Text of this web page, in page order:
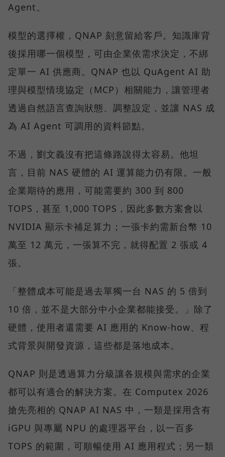
Agent。
模型的選擇權，QNAP 刻意留給客戶。知識庫背
後採用哪一個模型，可由企業依需求決定，不綁
定單一 AI 供應商。QNAP 也以 QuAgent AI 助
理與模型情境協定（MCP）相關能力，讓管理者
透過自然語言查詢狀態、調整設定，並讓 NAS 成
為 AI Agent 可調用的資料節點。
不過，劉文義沒有把這條路說得太容易。他坦
言，目前 NAS 硬體的 AI 運算能力仍有限。一般
企業期待的應用，可能需要約 300 到 800
TOPS，甚至 1,000 TOPS，因此多數方案會以
NVIDIA 顯示卡補足算力；一張卡約需新台幣 10
萬至 12 萬元，一張算不完，就得配置 2 張或 4
張。
「整體成本可能是過去單獨一台 NAS 的 5 倍到
10 倍，並不是大部分中小企業都能接受。」除了
硬體，使用者還需要 AI 應用的 Know-how、程
式背景與開發資源，這些都是落地成本。
QNAP 則是透過算力分級讓各規模與需求的企業
都可以有適合的解決方案。在 Computex 2026
搶先亮相的 QNAP AI NAS 中，一類是採用含有
iGPU 與專屬 NPU 的處理器平台，以一百多
TOPS 的範圍，可順暢使用 AI 應用程式；另一類